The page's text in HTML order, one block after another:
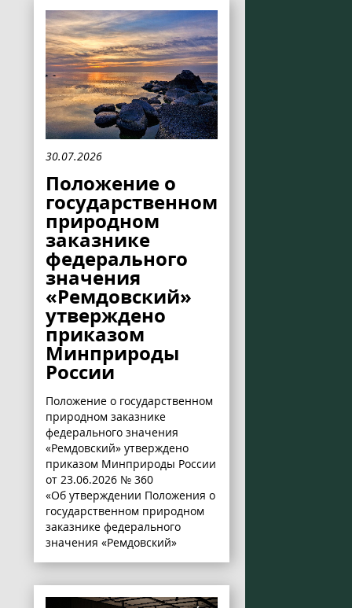
30.07.2026
Положение о
государственном
природном
заказнике
федерального
значения
«Ремдовский»
утверждено
приказом
Минприроды
России
Положение о государственном
природном заказнике
федерального значения
«Ремдовский» утверждено
приказом Минприроды России
от 23.06.2026 № 360
«Об утверждении Положения о
государственном природном
заказнике федерального
значения «Ремдовский»